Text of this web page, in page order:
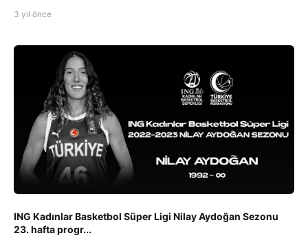
3 yıl önce
ING Kadınlar Basketbol Süper Ligi Nilay Aydoğan Sezonu
23. hafta progr...